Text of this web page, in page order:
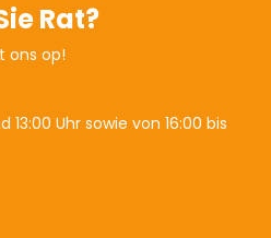
Rat?
ons op!
Uhr sowie von 16:00 bis